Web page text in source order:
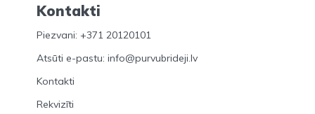
Kontakti
Piezvani: +371 20120101
Atsūti e-pastu: info@purvubrideji.lv
Kontakti
Rekvizīti